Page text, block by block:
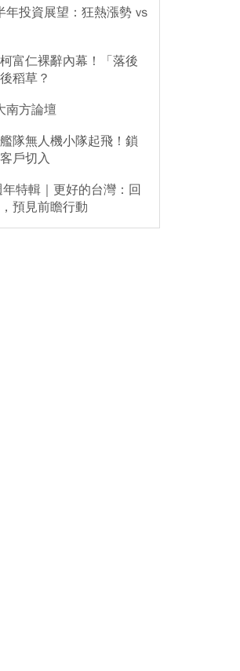
年投資展望：狂熱漲勢 vs
富仁裸辭內幕！「落後
稻草？
南方論壇
隊無人機小隊起飛！鎖
戶切入
特輯｜更好的台灣：回
預見前瞻行動